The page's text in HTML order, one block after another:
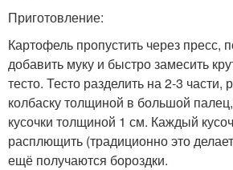
Приготовление:
Картофель пропустить через пресс,
добавить муку и быстро замесить
тесто. Тесто разделить на 2-3 части,
колбаску толщиной в большой
кусочки толщиной 1 см. Каждый
расплющить (традиционно это
ещё получаются бороздки.